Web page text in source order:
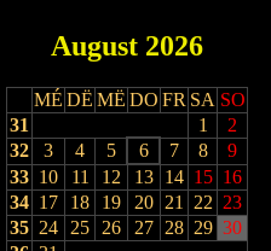
August 2026
MÉ DË MË DO FR SA SO
31
1
2
32
3 4 5 6 7 8
9
33 10 11 12 13 14 15 16
34 17 18 19 20 21 22 23
35 24 25 26 27 28 29 30